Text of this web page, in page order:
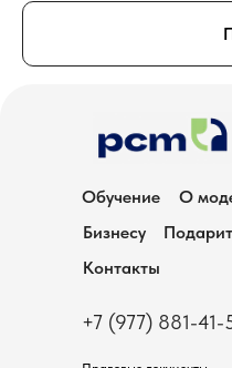
+7 (977) 881-41-
Обучение
О
Бизнесу
Контакты